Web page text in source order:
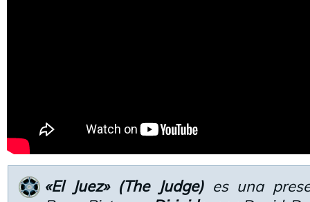
«El Juez» (The Judge)es una